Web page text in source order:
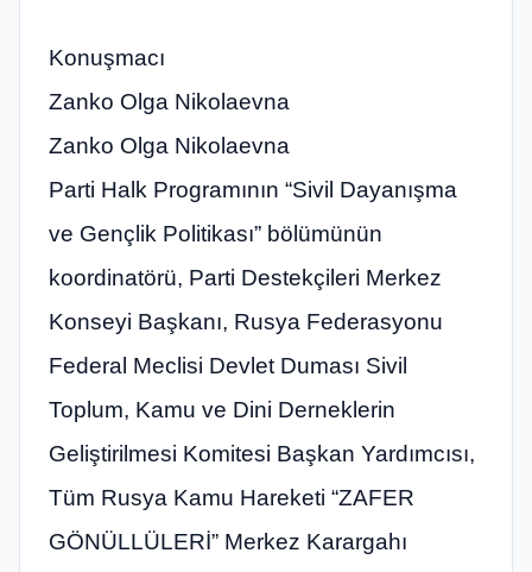
Konuşmacı
Zanko Olga Nikolaevna
Zanko Olga Nikolaevna
Parti Halk Programının “Sivil Dayanışma
ve Gençlik Politikası” bölümünün
koordinatörü, Parti Destekçileri Merkez
Konseyi Başkanı, Rusya Federasyonu
Federal Meclisi Devlet Duması Sivil
Toplum, Kamu ve Dini Derneklerin
Geliştirilmesi Komitesi Başkan Yardımcısı,
Tüm Rusya Kamu Hareketi “ZAFER
GÖNÜLLÜLERİ” Merkez Karargahı